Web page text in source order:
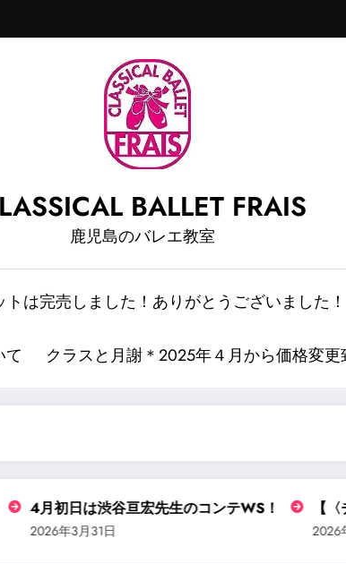
BALLET FRAIS
鹿児島のバレエ教室
は完売しました！ありがとうございました！
て クラスと月謝＊2025年４月から価格変更
4月初日は渋谷亘宏先生のコンテWS！
2026年3月31日
【〈チ
2026年